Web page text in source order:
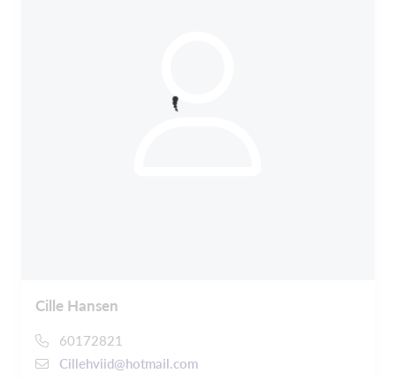
Cille Hansen
60172821
Cillehviid@hotmail.com